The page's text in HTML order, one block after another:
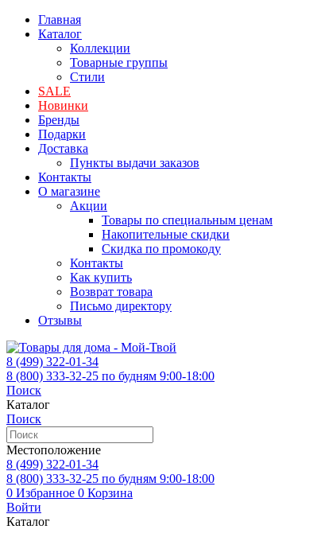
Главная
Каталог
Коллекции
Товарные группы
Стили
SALE
Новинки
Бренды
Подарки
Доставка
Пункты выдачи заказов
Контакты
О магазине
Акции
Товары по специальным ценам
Накопительные скидки
Скидка по промокоду
Контакты
Как купить
Возврат товара
Письмо директору
Отзывы
8 (499) 322-01-34
8 (800) 333-32-25 по будням 9:00-18:00
Поиск
Каталог
Поиск
Местоположение
8 (499) 322-01-34
8 (800) 333-32-25 по будням 9:00-18:00
0 Избранное 0 Корзина
Войти
Каталог